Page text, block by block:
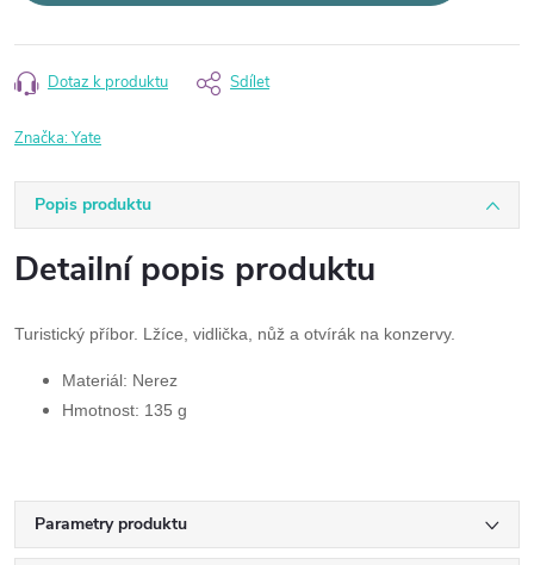
Dotaz k produktu Sdílet
Značka:Yate
Popis produktu
Detailní popis produktu
Turistický příbor. Lžíce, vidlička, nůž a otvírák na konzervy.
Materiál: Nerez
Hmotnost: 135 g
Parametry produktu